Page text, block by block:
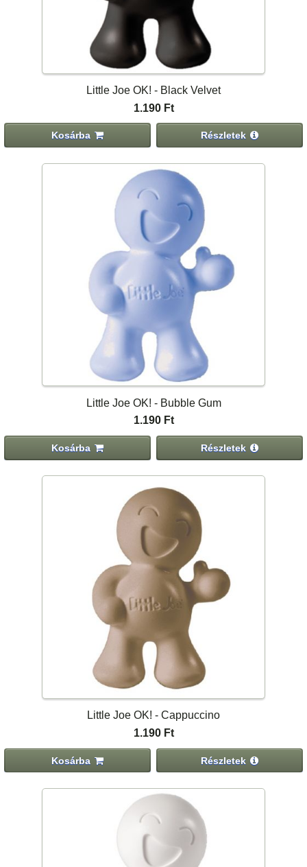
Little Joe OK! - Black Velvet
1.190 Ft
Kosárba Részletek
Little Joe OK! - Bubble Gum
1.190 Ft
Kosárba Részletek
Little Joe OK! - Cappuccino
1.190 Ft
Kosárba Részletek